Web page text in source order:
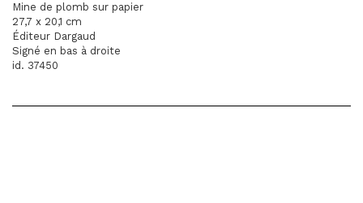
Mine de plomb sur papier
27,7 x 20,1 cm
Éditeur Dargaud
Signé en bas à droite
id. 37450